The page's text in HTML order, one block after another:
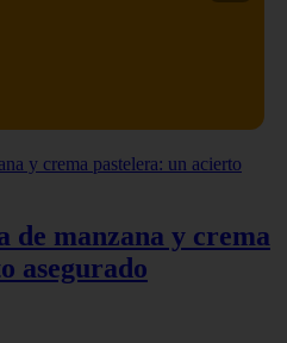
de manzana y crema
asegurado